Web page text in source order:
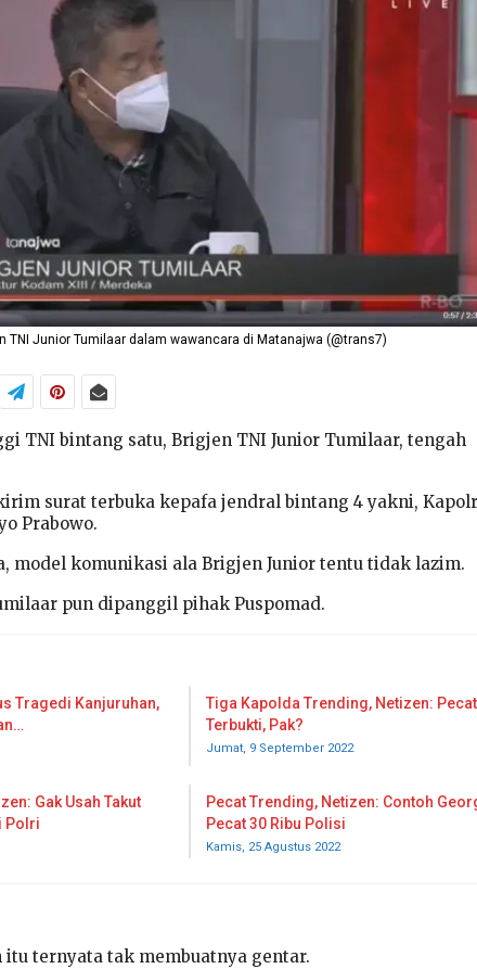
TNI Junior Tumilaar dalam wawancara di Matanajwa (@trans7)
TNI bintang satu, Brigjen TNI Junior Tumilaar, tengah
surat terbuka kepafa jendral bintang 4 yakni,
Prabowo.
model komunikasi ala Brigjen Junior tentu tidak lazim.
pun dipanggil pihak Puspomad.
Tragedi Kanjuruhan,
Tiga Kapolda Trending, Netizen:
Terbukti, Pak?
Jumat, 9 September 2022
Gak Usah Takut
Polri
Pecat Trending, Netizen: Contoh
Pecat 30 Ribu Polisi
Kamis, 25 Agustus 2022
itu ternyata tak membuatnya gentar.